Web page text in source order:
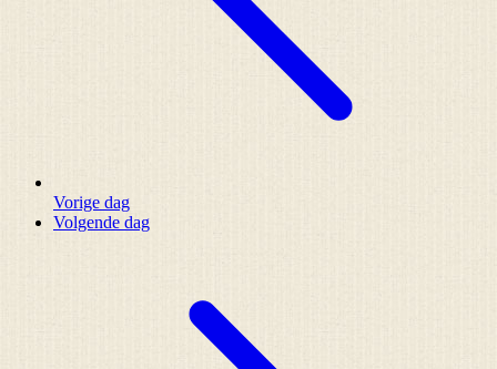
Vorige dag
Volgende dag